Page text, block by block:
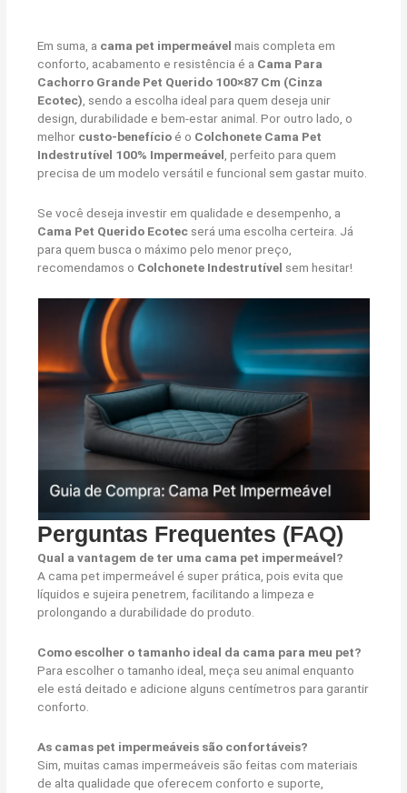
Em suma, a cama pet impermeável mais completa em
conforto, acabamento e resistência é a Cama Para
Cachorro Grande Pet Querido 100×87 Cm (Cinza
Ecotec), sendo a escolha ideal para quem deseja unir
design, durabilidade e bem-estar animal. Por outro lado, o
melhor custo-benefícioé o Colchonete Cama Pet
Indestrutível 100% Impermeável, perfeito para quem
precisa de um modelo versátil e funcional sem gastar muito.
Se você deseja investir em qualidade e desempenho, a
Cama Pet Querido Ecotec será uma escolha certeira. Já
para quem busca o máximo pelo menor preço,
recomendamos o Colchonete Indestrutível sem hesitar!
Perguntas Frequentes (FAQ)
Qual a vantagem de ter uma cama pet impermeável?
A cama pet impermeável é super prática, pois evita que
líquidos e sujeira penetrem, facilitando a limpeza e
prolongando a durabilidade do produto.
Como escolher o tamanho ideal da cama para meu pet?
Para escolher o tamanho ideal, meça seu animal enquanto
ele está deitado e adicione alguns centímetros para garantir
conforto.
As camas pet impermeáveis são confortáveis?
Sim, muitas camas impermeáveis são feitas com materiais
de alta qualidade que oferecem conforto e suporte,